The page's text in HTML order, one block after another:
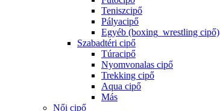
Teniszcipő
Pályacipő
Egyéb (boxing_wrestling cipő)
Szabadtéri cipő
Túracipő
Nyomvonalas cipő
Trekking cipő
Aqua cipő
Más
Női cipő